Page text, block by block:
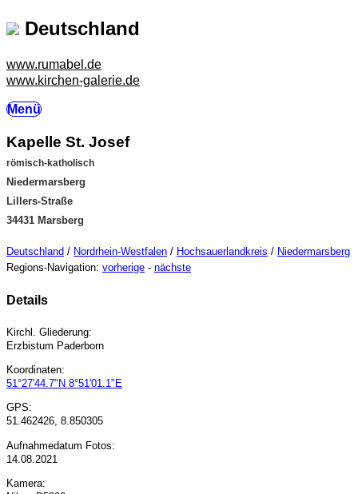
Deutschland
www.rumabel.de
www.kirchen-galerie.de
Menü
Kapelle St. Josef
römisch-katholisch
Niedermarsberg
Lillers-Straße
34431 Marsberg
Deutschland / Nordrhein-Westfalen / Hochsauerlandkreis / Niedermarsberg
Regions-Navigation: vorherige - nächste
Details
Kirchl. Gliederung:
Erzbistum Paderborn
Koordinaten:
51°27'44.7"N 8°51'01.1"E
GPS:
51.462426, 8.850305
Aufnahmedatum Fotos:
14.08.2021
Kamera: